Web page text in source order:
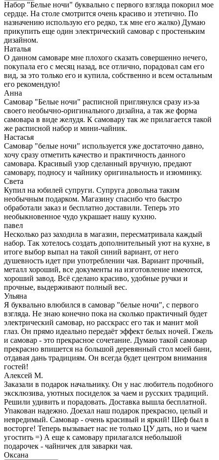
Набор "Белые ночи" буквально с первого взгляда покорил мое
сердце. На столе смотрится очень красиво и этетично. По
назначению использую его редко, т.к мне его жалко) Думаю
прикупить еще один электрический самовар с простеньким
дизайном.
Наталья
О данном самоваре мне плохого сказать совершенно нечего,
покупала его с месяц назад, все отлично, порадовал сам его
вид, за это только его и купила, собственно и всем остальным
его рекомендую!
Анна
Самовар "Белые ночи" расписной приглянулся сразу из-за
своего необычно-оригинального дизайна, а так же форма
самовара в виде желудя. К самовару так же прилагается такой
же расписной набор и мини-чайник.
Настасья
Самовар "белые ночи" используется уже достаточно давно,
хочу сразу отметить качество и практичность данного
самовара. Красивый узор сделанный вручную, предают
самовару, подносу и чайнику оригинальность и изюминку.
Света
Купил на юбилей супруги. Супруга довольна таким
необычным подарком. Магазину спасибо что быстро
обработали заказ и бесплатно доставили. Теперь это
необыкновенное чудо украшает нашу кухню.
павел
Несколько раз заходила в магазин, пересматривала каждый
набор. Так хотелось создать дополнительный уют на кухне, в
итоге выбор выпал на такой синий вариант, от него
душевность идет при употреблении чая. Вариант прочный,
металл хороший, все документы на изготовление имеются,
хороший завод. Всё сделано красиво, удобные ручки и
прочные, выдерживают полный вес.
Ульяна
Я буквально влюбился в самовар "белые ночи", с первого
взгляда. Не знаю конечно пока на сколько практичный будет
электрический самовар, но расскрасс его так и манит мой
глаз. Он прямо идеально передаёт эффект белых ночей. Гжель
и самовар - это прекрасное сочетание. Думаю такой самовар
прекрасно впишется на большой деревянный стол моей бани,
отдавая дань традициям. Он всегда будет центром внимания
гостей!
Алексей М.
Заказали в подарок начальнику. Он у нас любитель подобного
эксклюзива, уютных посиделок за чаем и русских традиций.
Решили удивить и порадовать. Доставка вышла бесплатной.
Упакован надежно. Доехал наш подарок прекрасно, целый и
невредимый. Самовар - очень красивый и яркий! Шеф был в
восторге! Теперь вызывает нас не только ЦУ дать, но и чаем
угостить =) А еще к самовару прилагался небольшой
подарочек - чайничек для заварки чая.
Оксана